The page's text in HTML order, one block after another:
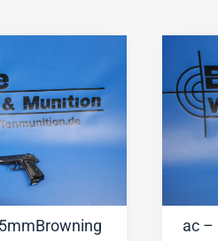
ac –